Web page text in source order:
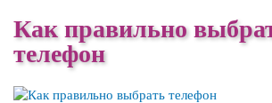
Как правильно
телефон